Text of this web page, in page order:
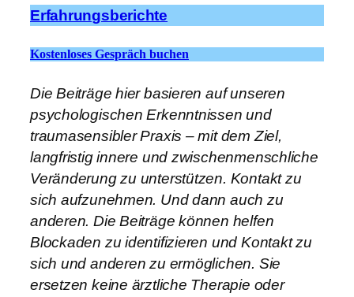
Erfahrungsberichte
Kostenloses Gespräch buchen
Die Beiträge hier basieren auf unseren
psychologischen Erkenntnissen und
traumasensibler Praxis – mit dem Ziel,
langfristig innere und zwischenmenschliche
Veränderung zu unterstützen. Kontakt zu
sich aufzunehmen. Und dann auch zu
anderen. Die Beiträge können helfen
Blockaden zu identifizieren und Kontakt zu
sich und anderen zu ermöglichen. Sie
ersetzen keine ärztliche Therapie oder